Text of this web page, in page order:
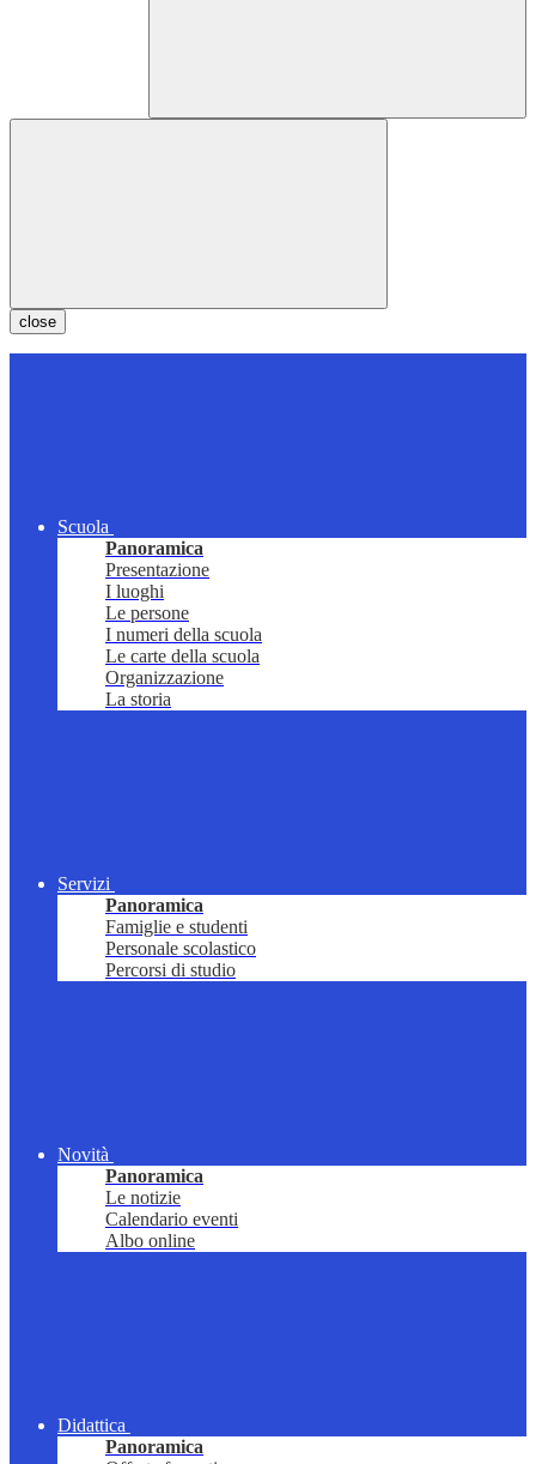
close
Scuola
Panoramica
Presentazione
I luoghi
Le persone
I numeri della scuola
Le carte della scuola
Organizzazione
La storia
Servizi
Panoramica
Famiglie e studenti
Personale scolastico
Percorsi di studio
Novità
Panoramica
Le notizie
Calendario eventi
Albo online
Didattica
Panoramica